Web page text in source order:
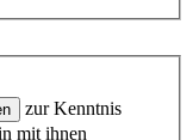
zur Kenntnis
mit ihnen